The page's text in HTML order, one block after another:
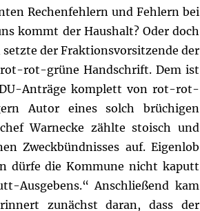
Rechenfehlern und Fehlern bei
kommt der Haushalt? Oder doch
der Fraktionsvorsitzende der
rot-rot-grüne Handschrift. Dem ist
Anträge komplett von rot-rot-
Autor eines solch brüchigen
Warnecke zählte stoisch und
Zweckbündnisses auf. Eigenlob
dürfe die Kommune nicht kaputt
Ausgebens.“Anschließend kam
zunächst daran, dass der